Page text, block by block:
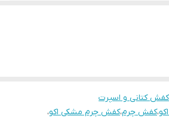
بندیکتانی و اسپرت
،کفش چرم،کفش چرم مشکی اکو،